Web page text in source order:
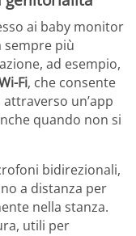
ai baby monitor
sempre più
ad esempio,
Fi, che consente
un’app
quando non si
bidirezionali,
a distanza per
nella stanza.
utili per